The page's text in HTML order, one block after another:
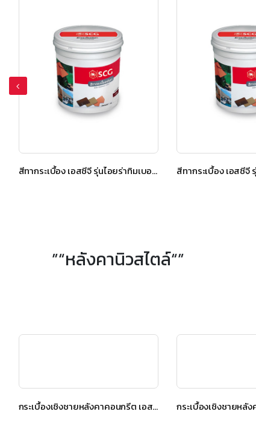
สีทากระเบื้อง เอสซีจี รุ่นไอยร่าทิมเบอร์ สีโกลเด้น ทีค
”“หลังคานิวสไตล์“”
กระเบื้องเชิงชายหลังคาคอนกรีต เอสซีจี รุ่น นิวสไตล์ Diamond Cut สีเกรย์ซเลท